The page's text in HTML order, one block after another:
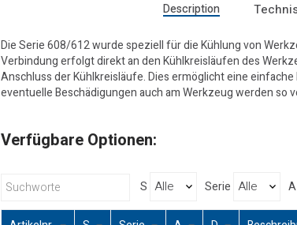
Description
Die Serie 608/612 wurde speziell für die Kühlung von
Verbindung erfolgt direkt an den Kühlkreisläufen des
Anschluss der Kühlkreisläufe. Dies ermöglicht eine
eventuelle Beschädigungen auch am Werkzeug werden so
Verfügbare Optionen:
S Serie A